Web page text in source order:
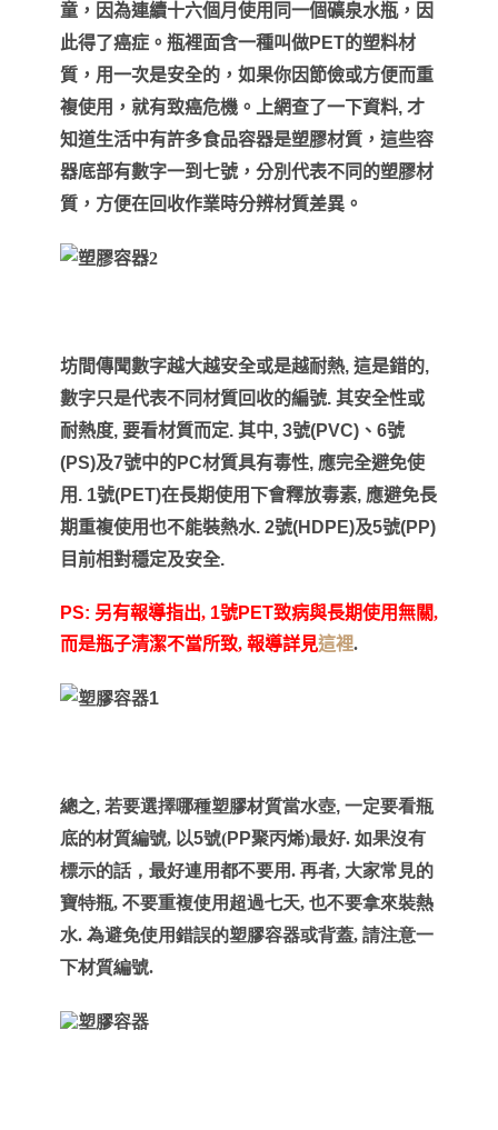
童，因為連續十六個月使用同一個礦泉水瓶，因
此得了癌症。瓶裡面含一種叫做PET的塑料材
質，用一次是安全的，如果你因節儉或方便而重
複使用，就有致癌危機。上網查了一下資料, 才
知道生活中有許多食品容器是塑膠材質，這些容
器底部有數字一到七號，分別代表不同的塑膠材
質，方便在回收作業時分辨材質差異。
坊間傳聞數字越大越安全或是越耐熱, 這是錯的,
數字只是代表不同材質回收的編號. 其安全性或
耐熱度, 要看材質而定. 其中, 3號(PVC) 、 6號
(PS)及7號中的PC材質具有毒性, 應完全避免使
用 . 1號(PET)在長期使用下會釋放毒素, 應避免長
期重複使用也不能裝熱水. 2號(HDPE)及5號(PP)
目前相對穩定及安全.
PS: 另有報導指出, 1號PET致病與長期使用無關,
而是瓶子清潔不當所致, 報導詳見這裡.
總之, 若要選擇哪種塑膠材質當水壺, 一定要看瓶
底的材質編號, 以5號(PP聚丙烯)最好. 如果沒有
標示的話，最好連用都不要用. 再者, 大家常見的
寶特瓶, 不要重複使用超過七天, 也不要拿來裝熱
水. 為避免使用錯誤的塑膠容器或背蓋, 請注意一
下材質編號.